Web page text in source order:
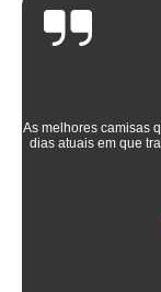
As melhores camisas
dias atuais em que